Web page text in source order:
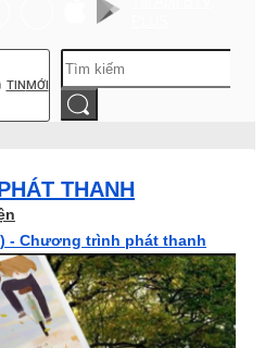
TINMỚI
THANH
- Chương trình phát thanh